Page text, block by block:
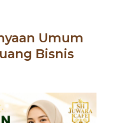
Umum
Bisnis